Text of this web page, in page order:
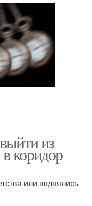
из
коридор
или поднялись